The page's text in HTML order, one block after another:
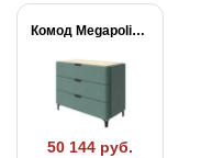
Комод Megapolis (3...
50 144 руб.